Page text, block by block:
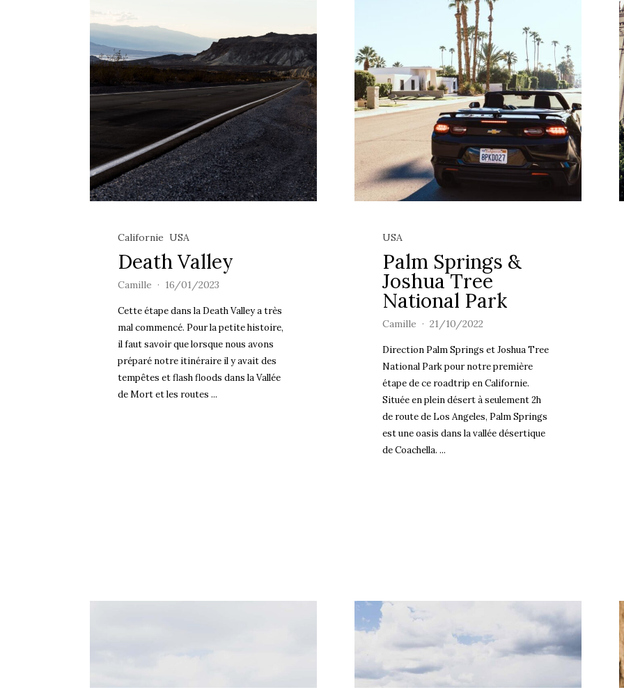
Californie USA
Death Valley
Camille 16/01/2023
Cette étape dans la Death Valley a très
mal commencé. Pour la petite histoire,
il faut savoir que lorsque nous avons
préparé notre itinéraire il y avait des
tempêtes et flash floods dans la Vallée
de Mort et les routes ...
USA
Palm Springs &
Joshua Tree
National Park
Camille 21/10/2022
Direction Palm Springs et Joshua Tree
National Park pour notre première
étape de ce roadtrip en Californie.
Située en plein désert à seulement 2h
de route de Los Angeles, Palm Springs
est une oasis dans la vallée désertique
de Coachella. ...